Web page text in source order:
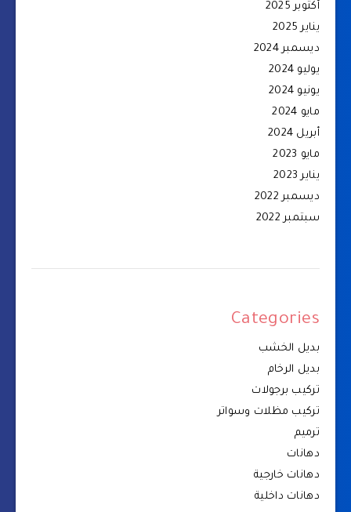
أكتوبر 2025
يناير 2025
ديسمبر 2024
يوليو 2024
يونيو 2024
مايو 2024
أبريل 2024
مايو 2023
يناير 2023
ديسمبر 2022
سبتمبر 2022
Categories
بديل الخشب
بديل الرخام
تركيب برجولات
تركيب مظلات وسواتر
ترميم
دهانات
دهانات خارجية
دهانات داخلية